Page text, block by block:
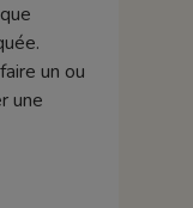
un ou
une